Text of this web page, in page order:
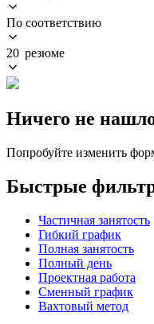
По соответствию
20 резюме
Ничего не
Попробуйте изменить
Быстрые
Частичная занятость
Гибкий график
Полная занятость
Полный день
Проектная работа
Сменный график
Вахтовый метод